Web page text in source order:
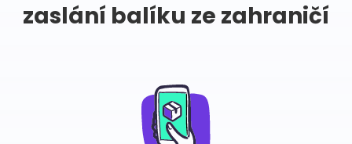
zaslání balíku ze zahraničí